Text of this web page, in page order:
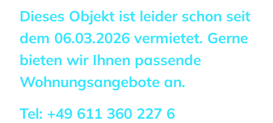
Dieses Objekt ist leider schon seit
dem 06.03.2026 vermietet. Gerne
bieten wir Ihnen passende
Wohnungsangebote an.
Tel: +49 611 360 227 6